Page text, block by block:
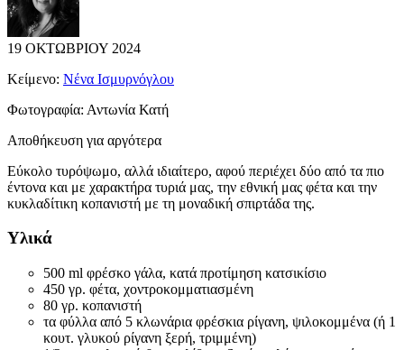
19 ΟΚΤΩΒΡΙΟΥ 2024
Κείμενο: Νένα Ισμυρνόγλου
Φωτογραφία: Αντωνία Κατή
Αποθήκευση για αργότερα
Εύκολο τυρόψωμο, αλλά ιδιαίτερο, αφού περιέχει δύο από τα πιο
έντονα και με χαρακτήρα τυριά μας, την εθνική μας φέτα και την
κυκλαδίτικη κοπανιστή με τη μοναδική σπιρτάδα της.
Υλικά
500 ml φρέσκο γάλα, κατά προτίμηση κατσικίσιο
450 γρ. φέτα, χοντροκομματιασμένη
80 γρ. κοπανιστή
τα φύλλα από 5 κλωνάρια φρέσκια ρίγανη, ψιλοκομμένα (ή 1
κουτ. γλυκού ρίγανη ξερή, τριμμένη)